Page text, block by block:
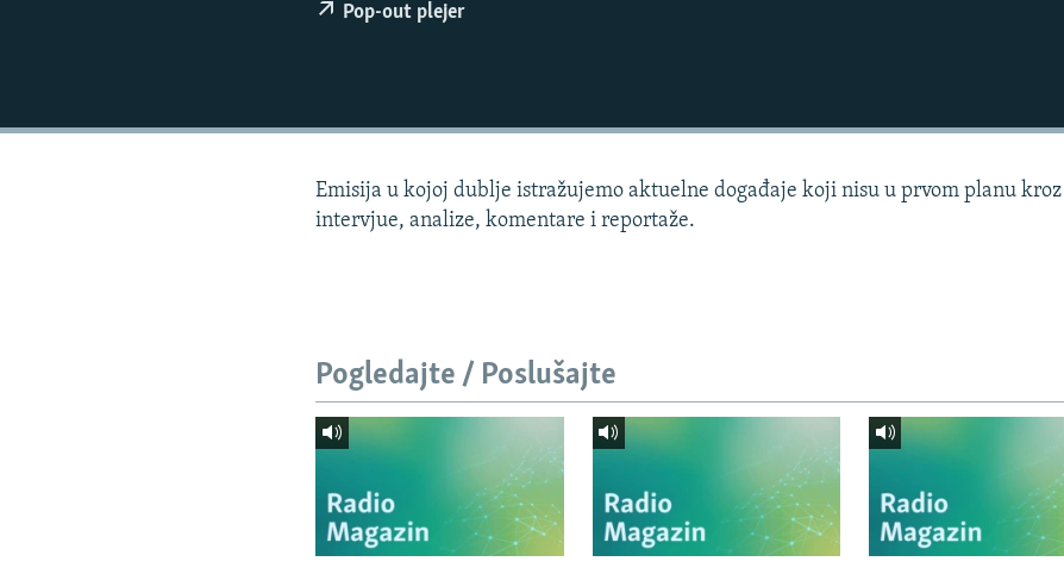
VIŠE OD NASLOVA
Pop-out plejer
Emisija u kojoj dublje istražujemo aktuelne događaje koji nisu u prvom planu kroz
intervjue, analize, komentare i reportaže.
Pogledajte / Poslušajte